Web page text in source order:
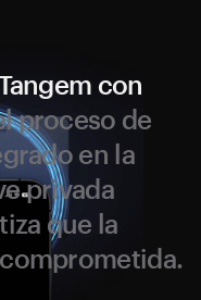
con
proceso de
en la
privada
que la